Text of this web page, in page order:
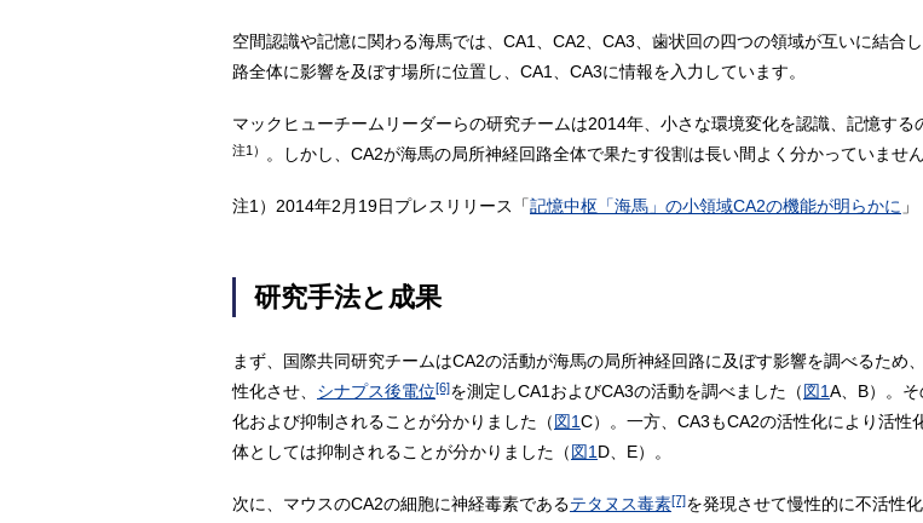
空間認識や記憶に関わる海馬では、CA1、CA2、CA3、歯状回の四つの領域が互いに結合
路全体に影響を及ぼす場所に位置し、CA1、CA3に情報を入力しています。
マックヒューチームリーダーらの研究チームは2014年、小さな環境変化を認識、記憶す
注1） 。しかし、CA2が海馬の局所神経回路全体で果たす役割は長い間よく分かっていません
注1）2014年2月19日プレスリリース「記憶中枢「海馬」の小領域CA2の機能が明らかに 」
研究手法と成果
まず、国際共同研究チームはCA2の活動が海馬の局所神経回路に及ぼす影響を調べるため、
性化させ、 シナプス後電位[6]を測定しCA1およびCA3の活動を調べました（図1A、B）。
化および抑制されることが分かりました（図1C）。一方、CA3もCA2の活性化により活
体としては抑制されることが分かりました（図1 D、E）。
次に、マウスのCA2の細胞に神経毒素であるテタヌス毒素[7]を発現させて慢性的に不活性